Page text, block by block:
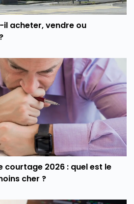
acheter, vendre ou
2026 : quel est le
cher ?